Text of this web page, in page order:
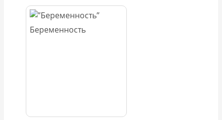
Беременность